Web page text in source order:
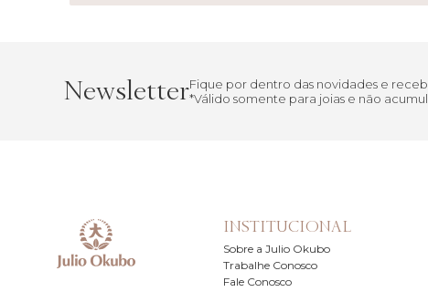
NewsletterFique por dentro das novidades e
*Válido somente para joias e não
INSTITUCIONAL
Sobre a Julio Okubo
Trabalhe Conosco
Fale Conosco